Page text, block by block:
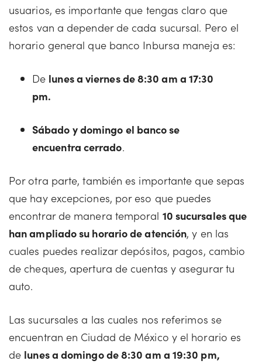
usuarios, es importante que tengas claro que
estos van a depender de cada sucursal. Pero el
horario general que banco Inbursa maneja es:
De lunes a viernes de 8:30 am a 17:30
pm.
Sábado y domingo el banco se
encuentra cerrado.
Por otra parte, también es importante que sepas
que hay excepciones, por eso que puedes
encontrar de manera temporal 10 sucursales que
han ampliado su horario de atención, y en las
cuales puedes realizar depósitos, pagos, cambio
de cheques, apertura de cuentas y asegurar tu
auto.
Las sucursales a las cuales nos referimos se
encuentran en Ciudad de México y el horario es
de lunes a domingo de 8:30 am a 19:30 pm,